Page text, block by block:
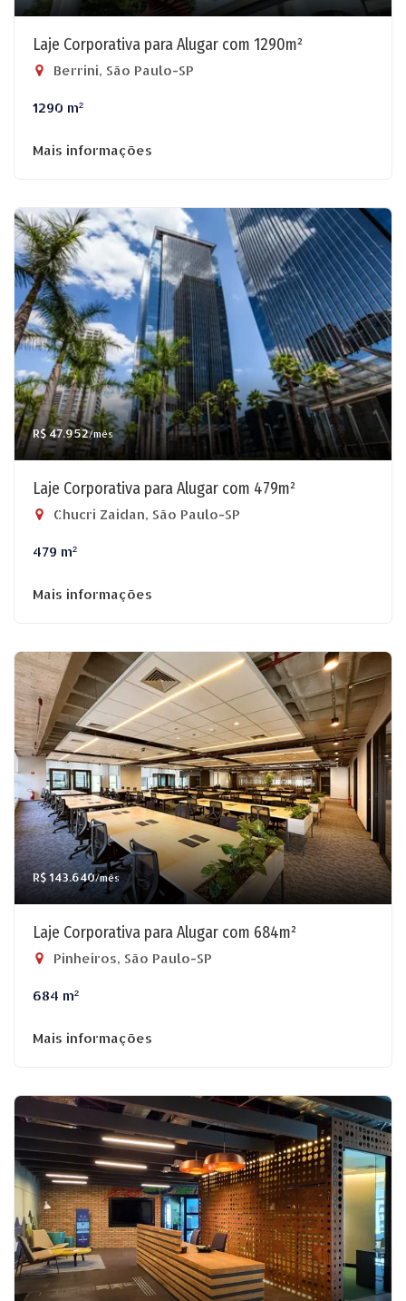
Laje Corporativa para Alugar com 1290m²
Berrini, São Paulo-SP
1290 m²
Mais informações
R$ 47.952/mês
Laje Corporativa para Alugar com 479m²
Chucri Zaidan, São Paulo-SP
479 m²
Mais informações
R$ 143.640/mês
Laje Corporativa para Alugar com 684m²
Pinheiros, São Paulo-SP
684 m²
Mais informações